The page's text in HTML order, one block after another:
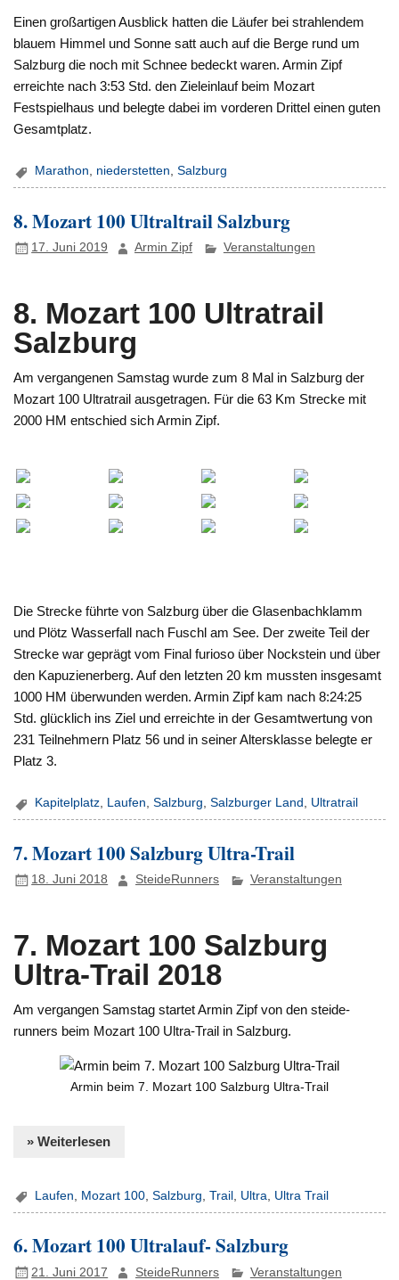
Einen großartigen Ausblick hatten die Läufer bei strahlendem
blauem Himmel und Sonne satt auch auf die Berge rund um
Salzburg die noch mit Schnee bedeckt waren. Armin Zipf
erreichte nach 3:53 Std. den Zieleinlauf beim Mozart
Festspielhaus und belegte dabei im vorderen Drittel einen guten
Gesamtplatz.
Marathon, niederstetten,Salzburg
8. Mozart 100 Ultraltrail Salzburg
17. Juni 2019 Armin Zipf Veranstaltungen
8. Mozart 100 Ultratrail
Salzburg
Am vergangenen Samstag wurde zum 8 Mal in Salzburg der
Mozart 100 Ultratrail ausgetragen. Für die 63 Km Strecke mit
2000 HM entschied sich Armin Zipf.
Die Strecke führte von Salzburg über die Glasenbachklamm
und Plötz Wasserfall nach Fuschl am See. Der zweite Teil der
Strecke war geprägt vom Final furioso über Nockstein und über
den Kapuzienerberg. Auf den letzten 20 km mussten insgesamt
1000 HM überwunden werden. Armin Zipf kam nach 8:24:25
Std. glücklich ins Ziel und erreichte in der Gesamtwertung von
231 Teilnehmern Platz 56 und in seiner Altersklasse belegte er
Platz 3.
Kapitelplatz, Laufen,Salzburg,Salzburger Land , Ultratrail
7. Mozart 100 Salzburg Ultra-Trail
18. Juni 2018 SteideRunners Veranstaltungen
7. Mozart 100 Salzburg
Ultra-Trail 2018
Am vergangen Samstag startet Armin Zipf von den steide-
runners beim Mozart 100 Ultra-Trail in Salzburg.
Armin beim 7. Mozart 100 Salzburg Ultra-Trail
» Weiterlesen
Laufen Mozart 100 ,Salzburg ,Trail Ultra Ultra Trail
6. Mozart 100 Ultralauf- Salzburg
21. Juni 2017 SteideRunners Veranstaltungen